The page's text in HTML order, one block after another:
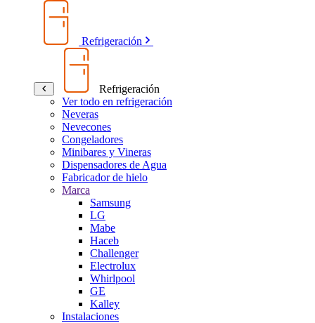
Refrigeración
Refrigeración
Ver todo en refrigeración
Neveras
Nevecones
Congeladores
Minibares y Vineras
Dispensadores de Agua
Fabricador de hielo
Marca
Samsung
LG
Mabe
Haceb
Challenger
Electrolux
Whirlpool
GE
Kalley
Instalaciones